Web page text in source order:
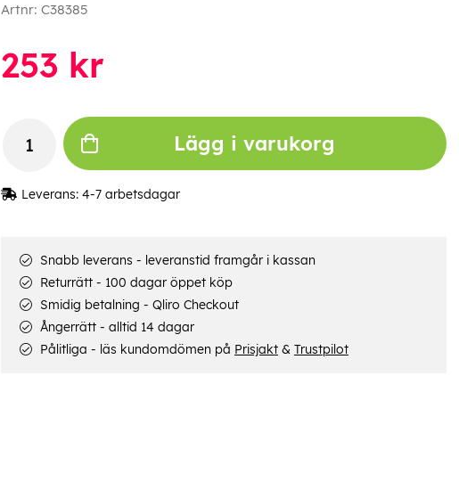
Artnr: C38385
253 kr
Lägg i varukorg
Leverans: 4-7 arbetsdagar
Snabb leverans - leveranstid framgår i kassan
Returrätt - 100 dagar öppet köp
Smidig betalning - Qliro Checkout
Ångerrätt - alltid 14 dagar
Pålitliga - läs kundomdömen på Prisjakt& Trustpilot